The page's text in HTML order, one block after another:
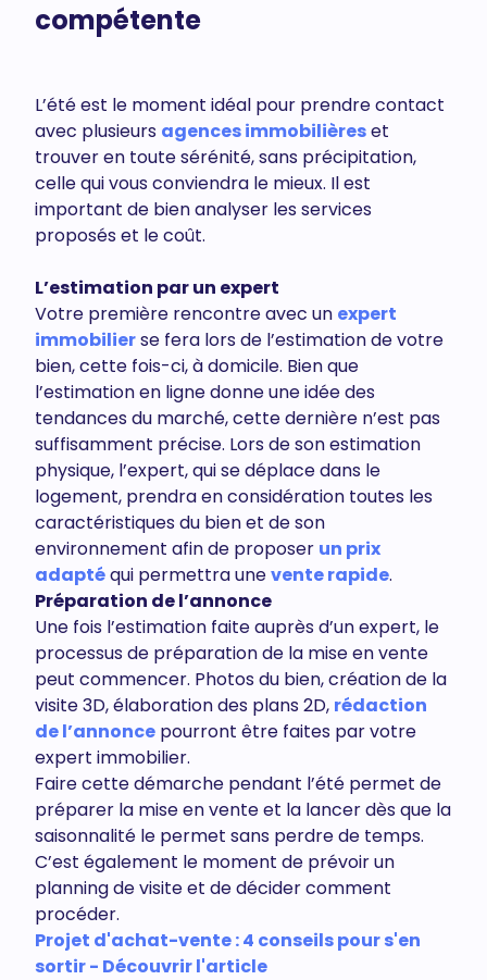
compétente
L’été est le moment idéal pour prendre contact
avec plusieurs agences immobilièreset
trouver en toute sérénité, sans précipitation,
celle qui vous conviendra le mieux. Il est
important de bien analyser les services
proposés et le coût.
L’estimation par un expert
Votre première rencontre avec un expert
immobilierse fera lors de l’estimation de votre
bien, cette fois-ci, à domicile. Bien que
l’estimation en ligne donne une idée des
tendances du marché, cette dernière n’est pas
suffisamment précise. Lors de son estimation
physique, l’expert, qui se déplace dans le
logement, prendra en considération toutes les
caractéristiques du bien et de son
environnement afin de proposer un prix
adaptéqui permettra unevente rapide.
Préparation de l’annonce
Une fois l’estimation faite auprès d’un expert, le
processus de préparation de la mise en vente
peut commencer. Photos du bien, création de la
visite 3D, élaboration des plans 2D, rédaction
de l’annonce pourront être faites par votre
expert immobilier.
Faire cette démarche pendant l’été permet de
préparer la mise en vente et la lancer dès que la
saisonnalité le permet sans perdre de temps.
C’est également le moment de prévoir un
planning de visite et de décider comment
procéder.
Projet d'achat-vente : 4 conseils pour s'en
sortir - Découvrir l'article